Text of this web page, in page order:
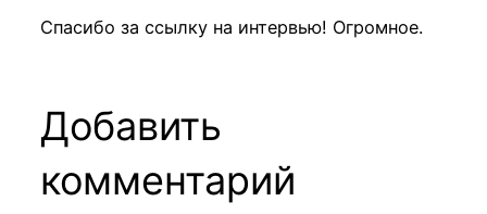
Спасибо за ссылку на интервью! Огромное.
Добавить
комментарий